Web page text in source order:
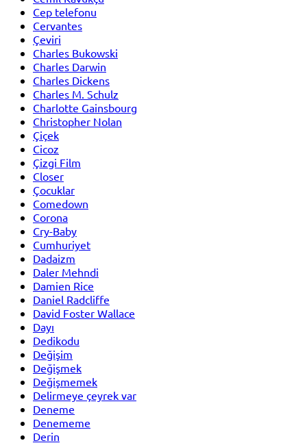
Cep telefonu
Cervantes
Çeviri
Charles Bukowski
Charles Darwin
Charles Dickens
Charles M. Schulz
Charlotte Gainsbourg
Christopher Nolan
Çiçek
Cicoz
Çizgi Film
Closer
Çocuklar
Comedown
Corona
Cry-Baby
Cumhuriyet
Dadaizm
Daler Mehndi
Damien Rice
Daniel Radcliffe
David Foster Wallace
Dayı
Dedikodu
Değişim
Değişmek
Değişmemek
Delirmeye çeyrek var
Deneme
Denememe
Derin